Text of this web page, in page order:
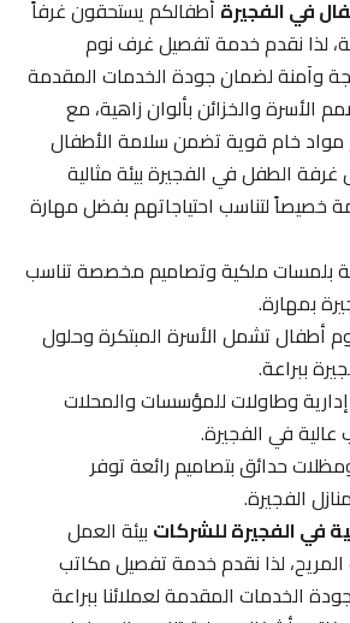
في الفجيرةأطفالكم يستحقون غرفاً
لذا نقدم خدمة تفصيل غرف نوم
وآمنة لضمان جودة الخدمات المقدمة
والخزائن بألوان زاهية، مع
مواد خام قوية تضمن سلامة الأطفال
الطفل في الفجيرة بيئة مثالية
لتناسب احتياجاتهم بفضل مهارة
ملكية وتصاميم مخصصة تناسب
بمهارة.
تشمل الأسرة المبتكرة وحلول
ببراعة.
وطاولات للمؤسسات والمحلات
في الفجيرة.
حدائق بتصاميم رائعة توفر
الفجيرة.
الفجيرة للشركاتبيئة العمل
لذا نقدم خدمة تفصيل مكاتب
الخدمات المقدمة لعملائنا ببراعة